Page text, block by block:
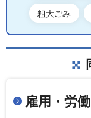
粗大ごみ
雇用・労働